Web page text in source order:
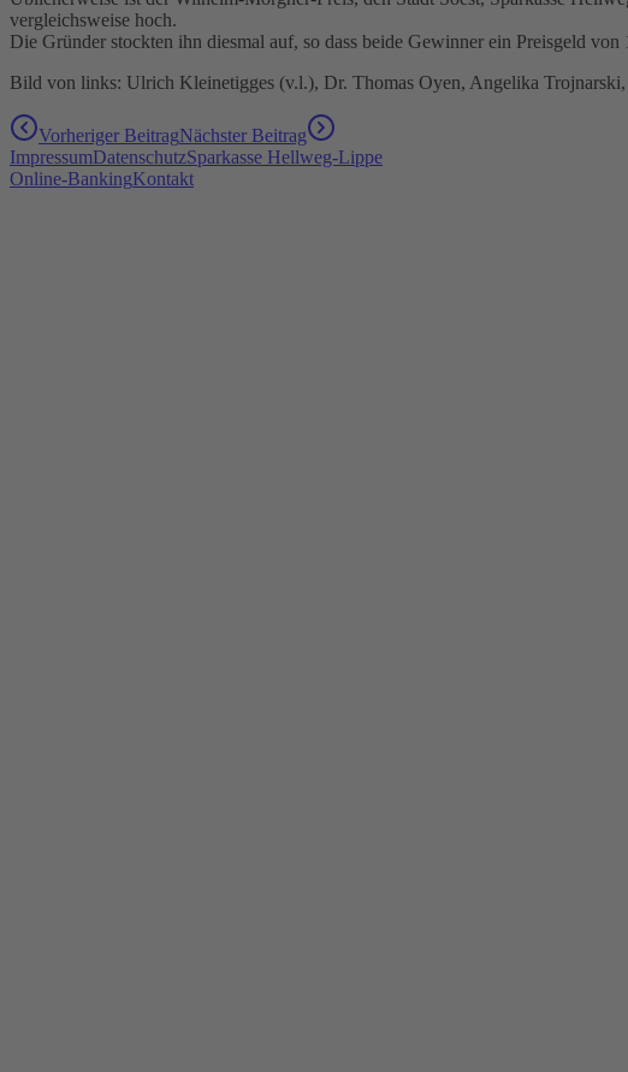
vergleichsweise hoch.
Die Gründer stockten ihn diesmal auf, so dass beide Gewinner ein Preisgeld
Bild von links: Ulrich Kleinetigges (v.l.), Dr. Thomas Oyen, Angelika
Vorheriger BeitragNächster Beitrag
ImpressumDatenschutzSparkasse Hellweg-Lippe
Online-BankingKontakt